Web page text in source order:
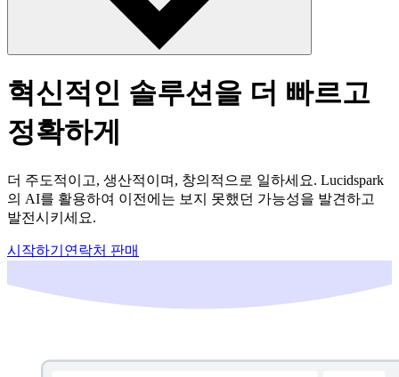
혁신적인 솔루션을 더 빠르고
정확하게
더 주도적이고, 생산적이며, 창의적으로 일하세요. Lucidspark
의 AI를 활용하여 이전에는 보지 못했던 가능성을 발견하고
발전시키세요.
시작하기 연락처 판매